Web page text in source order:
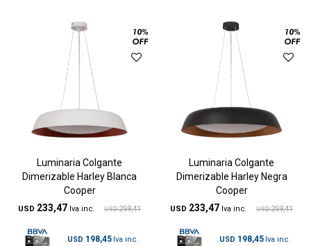
Luminaria Colgante
Dimerizable Harley Blanca
Cooper
USD 233,47 USD 259,41
USD 198,45
Luminaria Colgante
Dimerizable Harley Negra
Cooper
USD 233,47 USD 259,41
USD 198,45